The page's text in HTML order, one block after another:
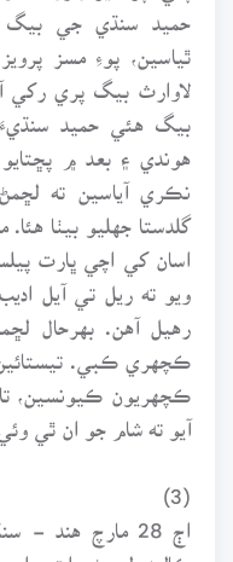
حميد سنڌي جي بيگ
ٿياسين، پوءِ مسز
لاوارث بيگ پري رکي
بيگ هئي حميد
هوندي ۽ بعد ۾
نڪري آياسين ته لڇمڻ
گلدستا جهليو بيٺا
اسان کي اچي ڀارت
ويو ته ريل تي آيل
رهيل آهن. بهرحال
ڪچهري ڪبي. تيستائين
ڪچهريون ڪيونسين،
آيو ته شام جو ان ٿي
(3)
اڄ 28 مارچ هند
ڪالهه لڇمڻ رات